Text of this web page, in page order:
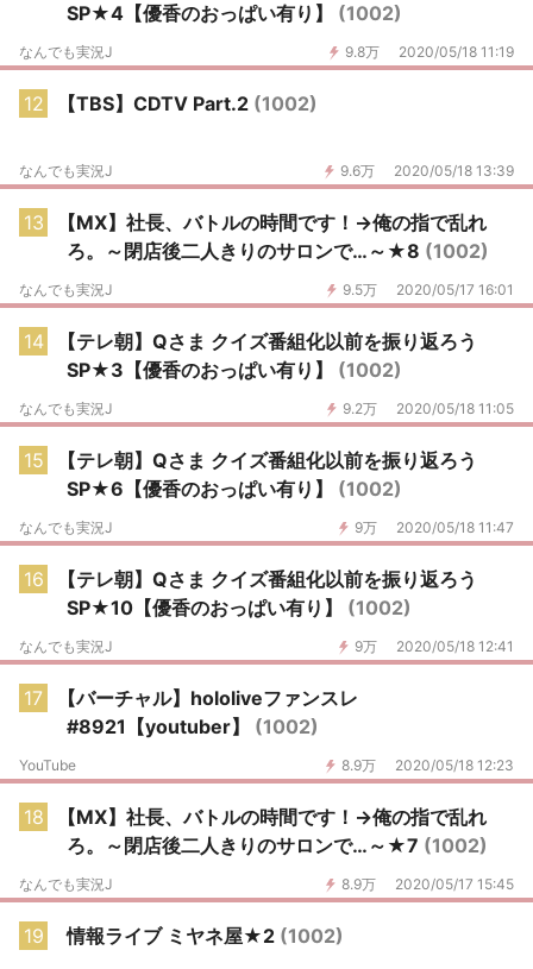
SP★4【優香のおっぱい有り】 (1002)
9.8万 2020/05/18 11:19
なんでも実況J
12 【TBS】CDTV Part.2 (1002)
9.6万 2020/05/18 13:39
なんでも実況J
13
【MX】社長、バトルの時間です！→俺の指で乱れ
ろ。～閉店後二人きりのサロンで…～★8 (1002)
9.5万 2020/05/17 16:01
なんでも実況J
14
【テレ朝】Qさま クイズ番組化以前を振り返ろう
SP★3【優香のおっぱい有り】 (1002)
9.2万 2020/05/18 11:05
なんでも実況J
15
【テレ朝】Qさま クイズ番組化以前を振り返ろう
SP★6【優香のおっぱい有り】 (1002)
9万 2020/05/18 11:47
なんでも実況J
16
【テレ朝】Qさま クイズ番組化以前を振り返ろう
SP★10【優香のおっぱい有り】 (1002)
9万 2020/05/18 12:41
なんでも実況J
17
【バーチャル】hololiveファンスレ
#8921【youtuber】 (1002)
8.9万 2020/05/18 12:23
YouTube
18
【MX】社長、バトルの時間です！→俺の指で乱れ
ろ。～閉店後二人きりのサロンで…～★7 (1002)
8.9万 2020/05/17 15:45
なんでも実況J
19 情報ライブ ミヤネ屋★2 (1002)